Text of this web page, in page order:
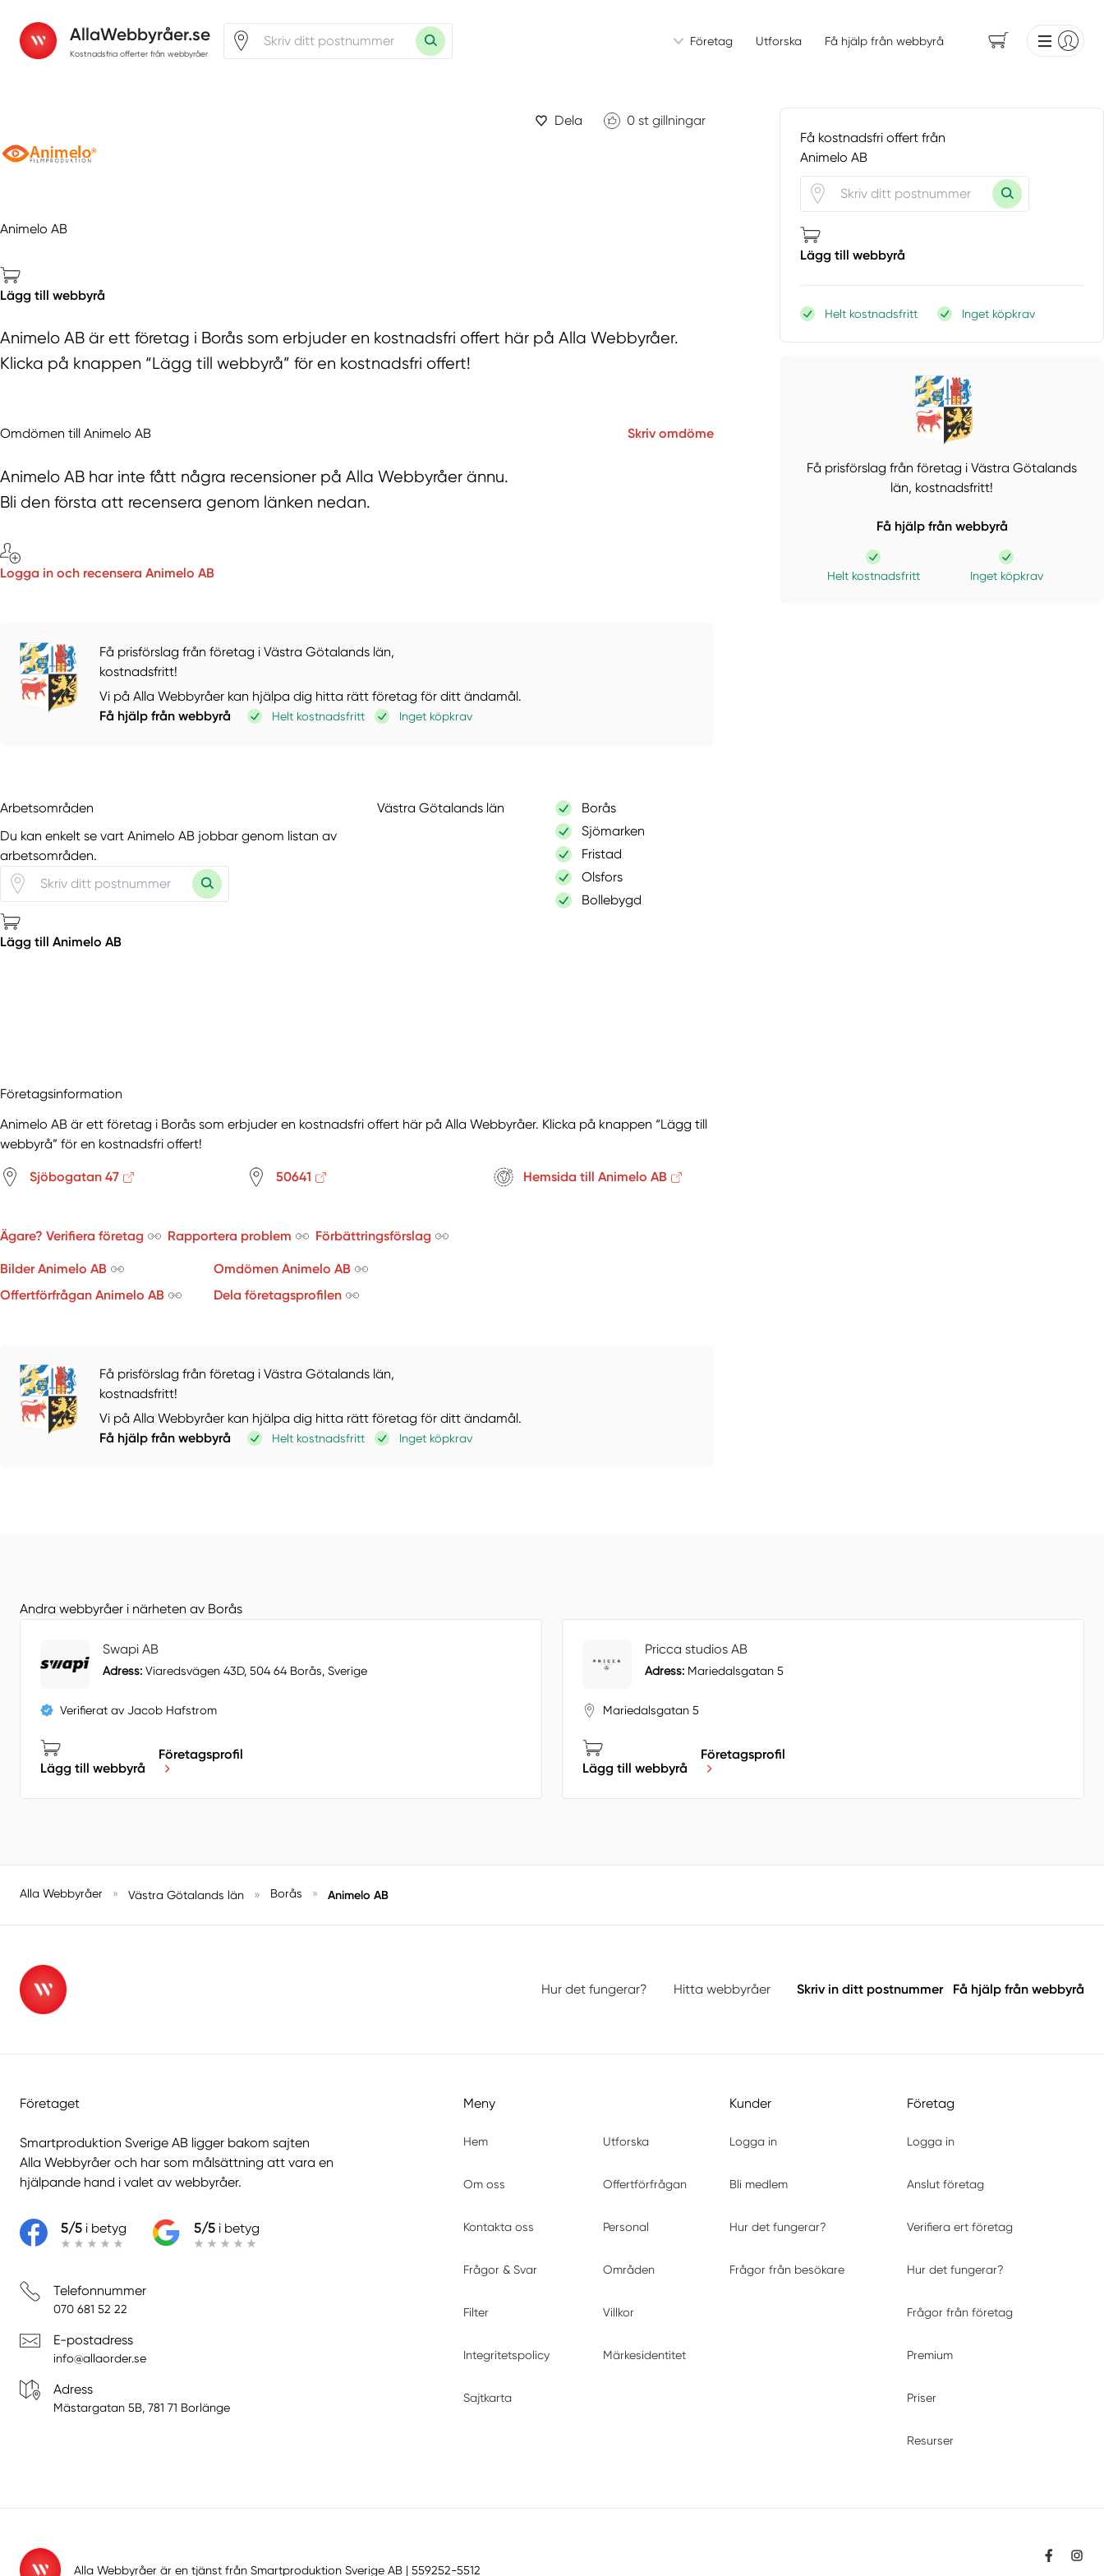
AllaWebbyråer.se
Kostnadsfria offerter från webbyråer
Företag Utforska Få hjälp från webbyrå
Dela 0 st gillningar
Animelo AB
Lägg till webbyrå
Animelo AB är ett företag i Borås som erbjuder en kostnadsfri offert här på Alla Webbyråer.
Klicka på knappen “Lägg till webbyrå” för en kostnadsfri offert!
Omdömen till Animelo AB Skriv omdöme
Animelo AB har inte fått några recensioner på Alla Webbyråer ännu.
Bli den första att recensera genom länken nedan.
Logga in och recensera Animelo AB
Få prisförslag från företag i Västra Götalands län,
kostnadsfritt!
Vi på Alla Webbyråer kan hjälpa dig hitta rätt företag för ditt ändamål.
Få hjälp från webbyrå
Helt kostnadsfritt Inget köpkrav
Arbetsområden
Du kan enkelt se vart Animelo AB jobbar genom listan av
arbetsområden.
Lägg till Animelo AB
Västra Götalands län
Borås
Sjömarken
Fristad
Olsfors
Bollebygd
Företagsinformation
Animelo AB är ett företag i Borås som erbjuder en kostnadsfri offert här på Alla Webbyråer. Klicka på knappen “Lägg till
webbyrå” för en kostnadsfri offert!
Sjöbogatan 47 50641 Hemsida till Animelo AB
Ägare? Verifiera företag Rapportera problem Förbättringsförslag
Bilder Animelo AB
Omdömen Animelo AB
Offertförfrågan Animelo AB
Dela företagsprofilen
Få prisförslag från företag i Västra Götalands län,
kostnadsfritt!
Vi på Alla Webbyråer kan hjälpa dig hitta rätt företag för ditt ändamål.
Få hjälp från webbyrå
Helt kostnadsfritt Inget köpkrav
Få kostnadsfri offert från
Animelo AB
Lägg till webbyrå
Helt kostnadsfritt Inget köpkrav
Få prisförslag från företag i Västra Götalands
län, kostnadsfritt!
Få hjälp från webbyrå
Helt kostnadsfritt Inget köpkrav
Andra webbyråer i närheten av Borås
Swapi AB
Adress: Viaredsvägen 43D, 504 64 Borås, Sverige
Verifierat av Jacob Hafstrom
Lägg till webbyrå
Företagsprofil
Pricca studios AB
Adress: Mariedalsgatan 5
Mariedalsgatan 5
Lägg till webbyrå
Företagsprofil
Alla Webbyråer » Västra Götalands län » Borås » Animelo AB
Hur det fungerar? Hitta webbyråer Skriv in ditt postnummer Få hjälp från webbyrå
Företaget
Smartproduktion Sverige AB ligger bakom sajten
Alla Webbyråer och har som målsättning att vara en
hjälpande hand i valet av webbyråer.
5/5 i betyg 5/5 i betyg
Telefonnummer
070 681 52 22
E-postadress
info@allaorder.se
Adress
Mästargatan 5B, 781 71 Borlänge
Meny
Hem Utforska
Om oss Offertförfrågan
Kontakta oss Personal
Frågor & Svar Områden
Filter Villkor
Integritetspolicy Märkesidentitet
Sajtkarta
Kunder
Logga in
Bli medlem
Hur det fungerar?
Frågor från besökare
Företag
Logga in
Anslut företag
Verifiera ert företag
Hur det fungerar?
Frågor från företag
Premium
Priser
Resurser
Alla Webbyråer är en tjänst från Smartproduktion Sverige AB | 559252-5512